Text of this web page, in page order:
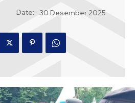
Date: 30 Desember 2025